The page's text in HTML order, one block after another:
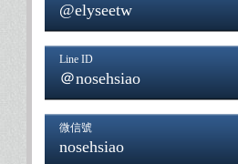
@elyseetw
Line ID
＠nosehsiao
微信號
nosehsiao